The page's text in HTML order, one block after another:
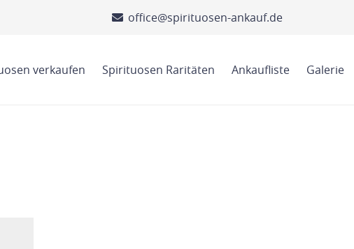
office@spirituosen-ankauf.de
verkaufen Spirituosen Raritäten Ankaufliste Galerie